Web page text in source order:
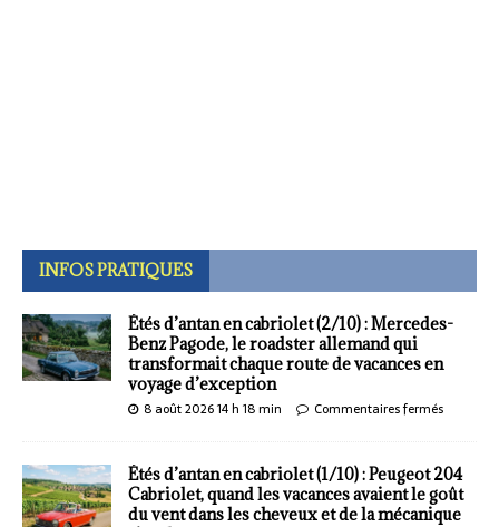
INFOS PRATIQUES
Étés d’antan en cabriolet (2/10) : Mercedes-
Benz Pagode, le roadster allemand qui
transformait chaque route de vacances en
voyage d’exception
8 août 2026 14 h 18 min Commentaires fermés
Étés d’antan en cabriolet (1/10) : Peugeot 204
Cabriolet, quand les vacances avaient le goût
du vent dans les cheveux et de la mécanique